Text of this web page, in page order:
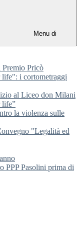
Menu di
Premio Pricò
i cortometraggi
al Liceo don Milani
life”
la violenza sulle
"Legalità ed
PPP Pasolini prima di